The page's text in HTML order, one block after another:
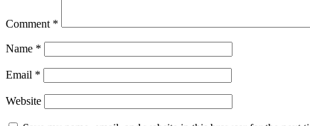
Comment *
Name *
Email *
Website